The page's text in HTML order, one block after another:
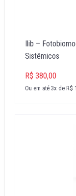
Ilib –
Sistêmicos
R$ 380,00
Ou em até 3x de R$